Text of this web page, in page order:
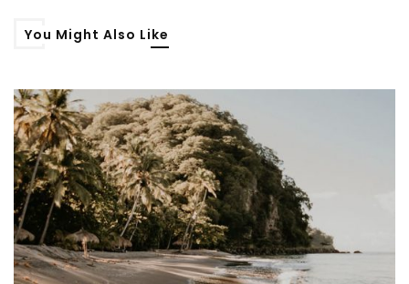
You Might Also Like